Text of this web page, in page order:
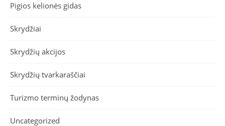
Pigios kelionės gidas
Skrydžiai
Skrydžių akcijos
Skrydžių tvarkaraščiai
Turizmo terminų žodynas
Uncategorized